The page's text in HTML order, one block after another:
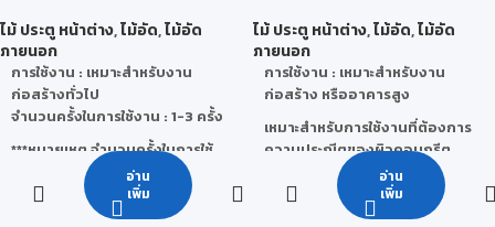
-มีลวดลายสีน้ำตาลที่สวยงาม
-ทนทานต่อการทะลุของไม้
- มีเส้นใยที่มีความต้านทานต่อแรง
ดึงสูง
ประโยชน์: ใช้ในการทำเฟอร์นิเจอร์
ทำไม้คิ้ว ไม้บัว วงกบประตู ทำบาน
ประตู ทำโต๊ะ เก้าอี้ รวมถึงยัง
สามารถนำมาทำเป็นงานตกแต่ง
คุณสมบัติ :มีผิวหน้าเรียบง่ายต่อ
การทำสี และงานปิดผิวต่างๆ
ไม้ ประตู หน้าต่าง,ไม้อัด,ไม้อัด
ภายนอก
การใช้งาน : เหมาะสำหรับงาน
ก่อสร้างทั่วไป
จำนวนครั้งในการใช้งาน : 1-3 ครั้ง
***หมายเหตุ จำนวนครั้งในการใช้
งานจริงนั้นสามารถเปลี่ยนแปลง
ได้ โดยขึ้นอยู่กับ สภาพแวดล้อม วิธี
ใช้งานของผู้ใช้ การเก็บรักษา และ
อ่าน
เพิ่ม
ไม้ ประตู หน้าต่าง,ไม้อัด,ไม้อัด
ภายนอก
การใช้งาน : เหมาะสำหรับงาน
ก่อสร้าง หรืออาคารสูง
เหมาะสำหรับการใช้งานที่ต้องการ
ความประณีตของผิวคอนกรีต
เรียบสวยพิเศษ
จำนวนครั้งในการใช้งาน : 10-15
อ่าน
เพิ่ม